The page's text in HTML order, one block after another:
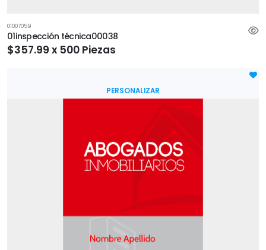
01007059
01inspección técnica00038
$357.99 x 500 Piezas
PERSONALIZAR